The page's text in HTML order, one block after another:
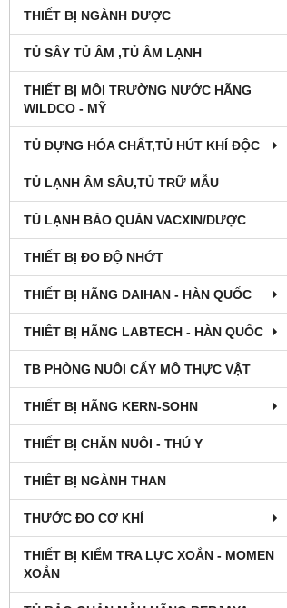
THIẾT BỊ NGÀNH DƯỢC
TỦ SẤY TỦ ẤM ,TỦ ẤM LẠNH
THIẾT BỊ MÔI TRƯỜNG NƯỚC HÃNG
WILDCO - MỸ
TỦ ĐỰNG HÓA CHẤT,TỦ HÚT KHÍ ĐỘC
TỦ LẠNH ÂM SÂU,TỦ TRỮ MẪU
TỦ LẠNH BẢO QUẢN VACXIN/DƯỢC
THIẾT BỊ ĐO ĐỘ NHỚT
THIẾT BỊ HÃNG DAIHAN - HÀN QUỐC
THIẾT BỊ HÃNG LABTECH - HÀN QUỐC
TB PHÒNG NUÔI CẤY MÔ THỰC VẬT
THIẾT BỊ HÃNG KERN-SOHN
THIẾT BỊ CHĂN NUÔI - THÚ Y
THIẾT BỊ NGÀNH THAN
THƯỚC ĐO CƠ KHÍ
THIẾT BỊ KIỂM TRA LỰC XOẮN - MOMEN
XOẮN